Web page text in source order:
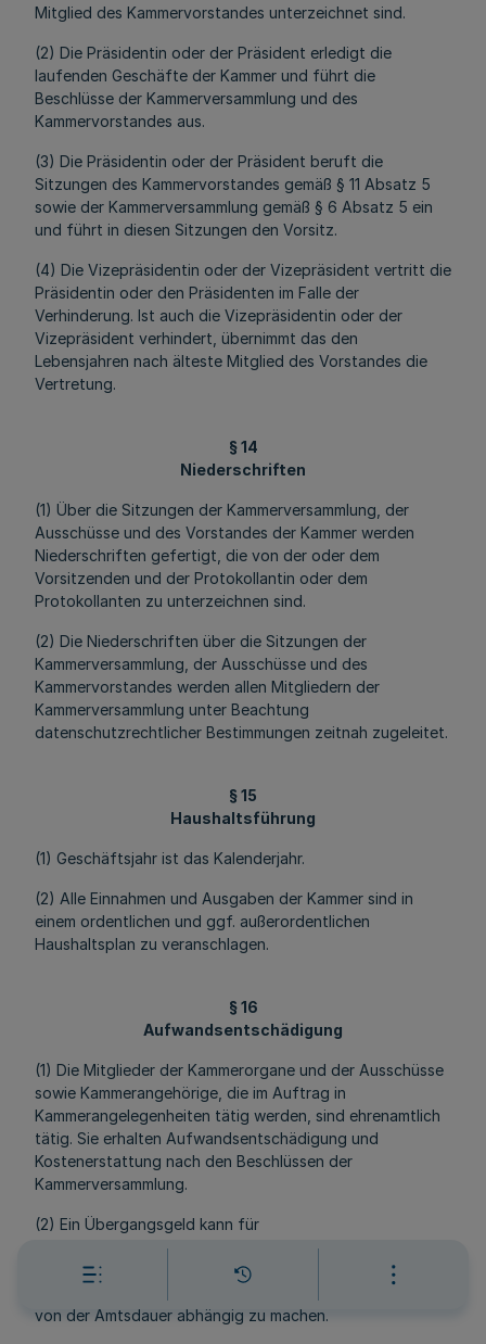
Mitglied des Kammervorstandes unterzeichnet sind.
(2) Die Präsidentin oder der Präsident erledigt die
laufenden Geschäfte der Kammer und führt die
Beschlüsse der Kammerversammlung und des
Kammervorstandes aus.
(3) Die Präsidentin oder der Präsident beruft die
Sitzungen des Kammervorstandes gemäß § 11 Absatz 5
sowie der Kammerversammlung gemäß § 6 Absatz 5 ein
und führt in diesen Sitzungen den Vorsitz.
(4) Die Vizepräsidentin oder der Vizepräsident vertritt die
Präsidentin oder den Präsidenten im Falle der
Verhinderung. Ist auch die Vizepräsidentin oder der
Vizepräsident verhindert, übernimmt das den
Lebensjahren nach älteste Mitglied des Vorstandes die
Vertretung.
§ 14
Niederschriften
(1) Über die Sitzungen der Kammerversammlung, der
Ausschüsse und des Vorstandes der Kammer werden
Niederschriften gefertigt, die von der oder dem
Vorsitzenden und der Protokollantin oder dem
Protokollanten zu unterzeichnen sind.
(2) Die Niederschriften über die Sitzungen der
Kammerversammlung, der Ausschüsse und des
Kammervorstandes werden allen Mitgliedern der
Kammerversammlung unter Beachtung
datenschutzrechtlicher Bestimmungen zeitnah zugeleitet.
§ 15
Haushaltsführung
(1) Geschäftsjahr ist das Kalenderjahr.
(2) Alle Einnahmen und Ausgaben der Kammer sind in
einem ordentlichen und ggf. außerordentlichen
Haushaltsplan zu veranschlagen.
§ 16
Aufwandsentschädigung
(1) Die Mitglieder der Kammerorgane und der Ausschüsse
sowie Kammerangehörige, die im Auftrag in
Kammerangelegenheiten tätig werden, sind ehrenamtlich
tätig. Sie erhalten Aufwandsentschädigung und
Kostenerstattung nach den Beschlüssen der
Kammerversammlung.
(2) Ein Übergangsgeld kann für
Kammervorstandsmitglieder, die ehrenvoll aus dem Amt
ausscheiden, durch Beschluss der Kammerversammlung
von der Amtsdauer abhängig zu machen.